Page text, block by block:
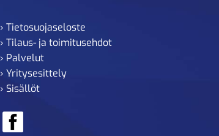
› Tietosuojaseloste
› Tilaus- ja toimitusehdot
› Palvelut
› Yritysesittely
› Sisällöt